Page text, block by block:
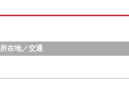
所在地／交通